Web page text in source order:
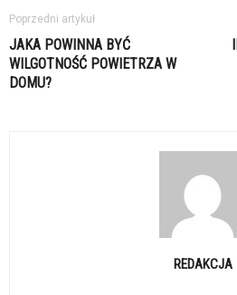
Poprzedni artykuł
JAKA POWINNA BYĆ
WILGOTNOŚĆ POWIETRZA W
DOMU?
REDAKCJA